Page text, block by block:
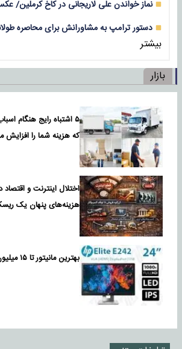
نماز خواندن علی لاریجانی در کاخ کرملین/
دستور ترامپ به مشاورانش برای محاصره
بیشتر
بازار
۵ اشتباه رایج هنگام
که هزینه شما را
اختلال اینترنت و اقتصاد
هزینه‌های پنهان یک
بهترین مانیتور تا ۱۵ میلیون تومان